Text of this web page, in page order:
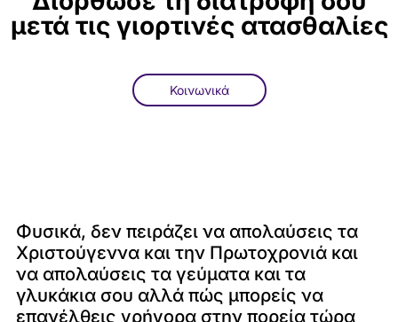
μετά τις γιορτινές ατασθαλίες
Κοινωνικά
Φυσικά, δεν πειράζει να απολαύσεις τα
Χριστούγεννα και την Πρωτοχρονιά και
να απολαύσεις τα γεύματα και τα
γλυκάκια σου αλλά πώς μπορείς να
επανέλθεις γρήγορα στην πορεία τώρα